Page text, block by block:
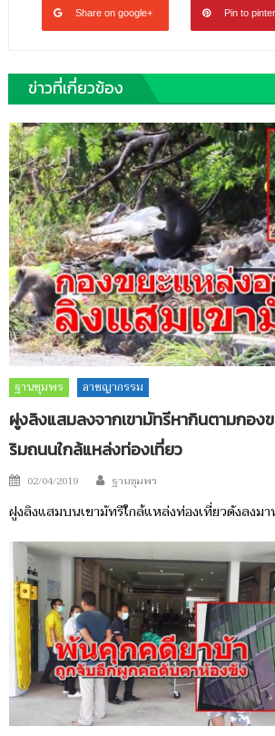
Share on google+ Pin to
ข่าวที่เกี่ยวข้อง
ฐานชุมพร อาชญากรรม
ฝูงลิงแสมลงจากเขามัทรีหากินตามกอง
ริมถนนใกล้แหล่งท่องเที่ยว
Posted
02/04/2019 Author
ฐานชุมพร
ฝูงลิงแสมบนเขามัทรีใกล้แหล่งท่องเที่ยวดังลงม